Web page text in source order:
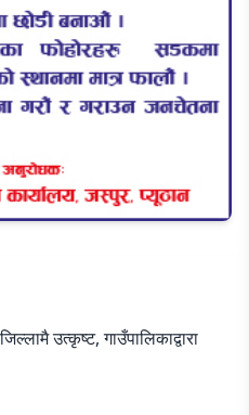
उत्कृष्ट, गाउँपालिकाद्वारा